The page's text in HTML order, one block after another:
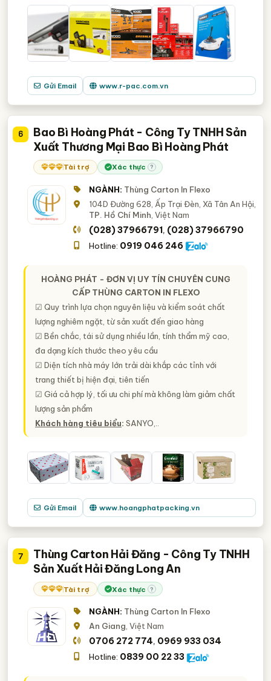
Gửi Email www.r-pac.com.vn
6
Bao Bì Hoàng Phát - Công Ty TNHH Sản
Xuất Thương Mại Bao Bì Hoàng Phát
Tài trợ Xác thực ?
NGÀNH: Thùng Carton In Flexo
104D Đường 628, Ấp Trại Đèn, Xã Tân An Hội,
TP. Hồ Chí Minh , Việt Nam
(028) 37966791, (028) 37966790
Hotline: 0919 046 246
HOÀNG PHÁT - ĐƠN VỊ UY TÍN CHUYÊN CUNG
CẤP THÙNG CARTON IN FLEXO
☑ Quy trình lựa chọn nguyên liệu và kiểm soát chất
lượng nghiêm ngặt, từ sản xuất đến giao hàng
☑ Bền chắc, tái sử dụng nhiều lần, tính thẩm mỹ cao,
đa dạng kích thước theo yêu cầu
☑ Diện tích nhà máy lớn trải dài khắp các tỉnh với
trang thiết bị hiện đại, tiên tiến
☑ Giá cả hợp lý, tối ưu chi phí mà không làm giảm chất
lượng sản phẩm
Khách hàng tiêu biểu: SANYO,..
Gửi Email www.hoangphatpacking.vn
7
Thùng Carton Hải Đăng - Công Ty TNHH
Sản Xuất Hải Đăng Long An
Tài trợ Xác thực ?
NGÀNH: Thùng Carton In Flexo
An Giang, Việt Nam
0706 272 774, 0969 933 034
Hotline: 0839 00 22 33